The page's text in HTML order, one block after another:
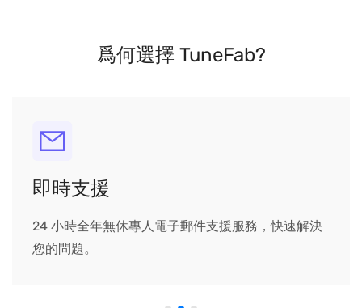
爲何選擇 TuneFab?
即時支援
24 小時全年無休專人電子郵件支援服務，快速解決
您的問題。